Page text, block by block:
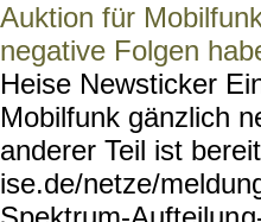
Auktion für
negative Folgen
Heise Newsticker
Mobilfunk gänzlich
anderer Teil ist
ise.de/netze/